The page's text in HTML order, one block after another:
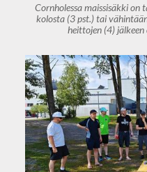
Cornholessa maissisäkki on
kolosta (3 pst.) tai
heittojen (4)